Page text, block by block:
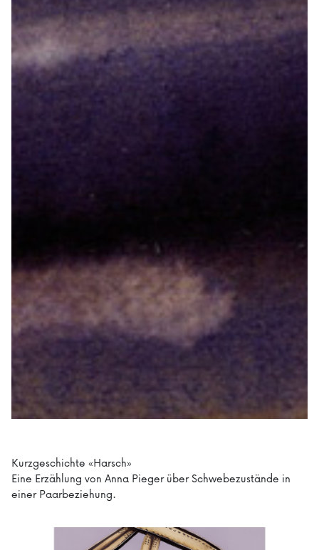
Kurzgeschichte «Harsch»
Eine Erzählung von Anna Pieger über Schwebezustände in
einer Paarbeziehung.